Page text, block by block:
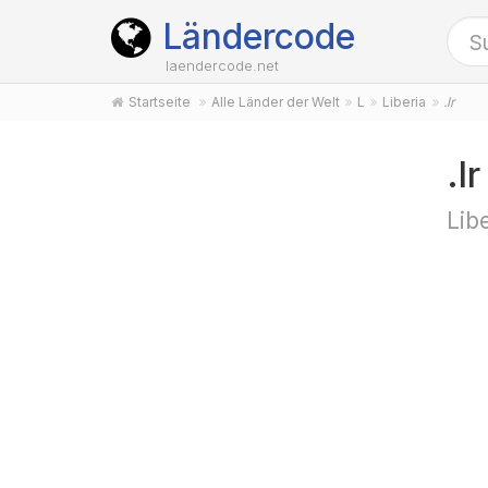
Ländercode
laendercode.net
Startseite Alle Länder der Welt L Liberia .lr